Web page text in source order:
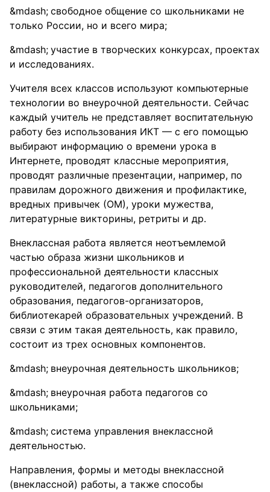
свободное общение со школьниками не
только России, но и всего мира;
участие в творческих конкурсах, проектах
и исследованиях.
Учителя всех классов используют компьютерные
технологии во внеурочной деятельности. Сейчас
каждый учитель не представляет воспитательную
работу без использования ИКТ — с его помощью
выбирают информацию о времени урока в
Интернете, проводят классные мероприятия,
проводят различные презентации, например, по
правилам дорожного движения и профилактике,
вредных привычек (ОМ), уроки мужества,
литературные викторины, ретриты и др.
Внеклассная работа является неотъемлемой
частью образа жизни школьников и
профессиональной деятельности классных
руководителей, педагогов дополнительного
образования, педагогов-организаторов,
библиотекарей образовательных учреждений. В
связи с этим такая деятельность, как правило,
состоит из трех основных компонентов.
внеурочная деятельность школьников;
внеурочная работа педагогов со
школьниками;
система управления внеклассной
деятельностью.
Направления, формы и методы внеклассной
(внеклассной) работы, а также способы